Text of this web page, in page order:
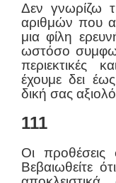
Δεν γνωρίζω
αριθμών που
μια φίλη
ωστόσο
περιεκτικές
έχουμε δει
δική σας
111
Οι προθέσεις
Βεβαιωθείτε